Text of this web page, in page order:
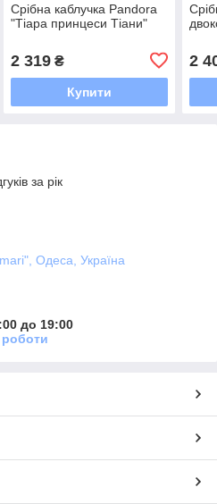
Срібна каблучка Pandora
"Тіара принцеси Тіани"
2 319₴
Купити
2
за рік
Одеса, Україна
до 19:00
роботи